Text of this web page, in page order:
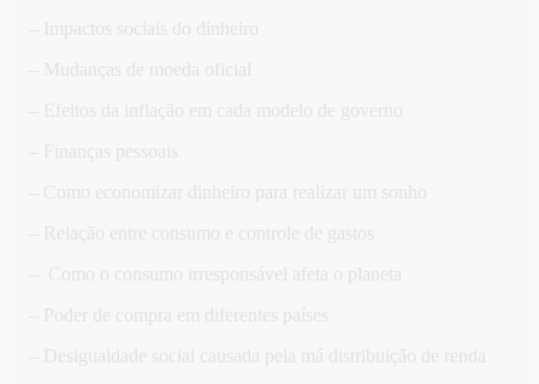
– Impactos sociais do dinheiro
– Mudanças de moeda oficial
– Efeitos da inflação em cada modelo de governo
– Finanças pessoais
– Como economizar dinheiro para realizar um sonho
– Relação entre consumo e controle de gastos
– Como o consumo irresponsável afeta o planeta
– Poder de compra em diferentes países
– Desigualdade social causada pela má distribuição de renda